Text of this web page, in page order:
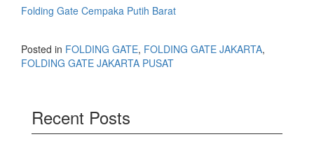
Folding Gate Cempaka Putih Barat
Posted in FOLDING GATE, FOLDING GATE JAKARTA,
FOLDING GATE JAKARTA PUSAT
Recent Posts